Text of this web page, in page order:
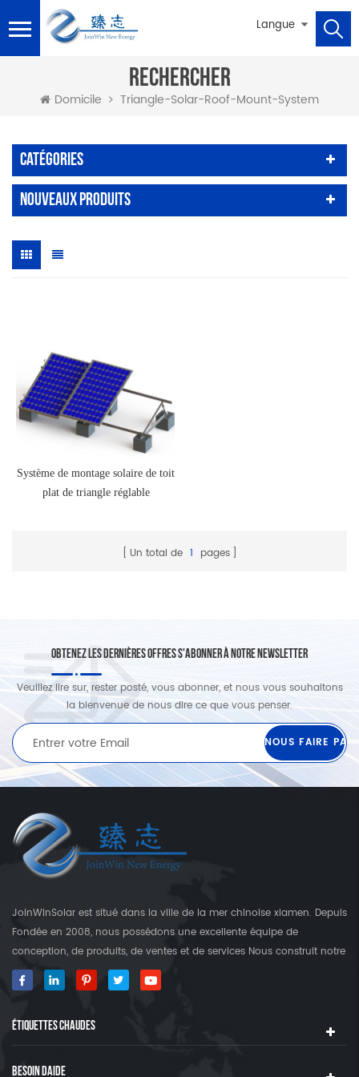
Langue
RECHERCHER
Domicile Triangle-Solar-Roof-Mount-System
Catégories
Nouveaux Produits
Système de montage solaire de toit
plat de triangle réglable
Un total de 1 pages
OBTENEZ LES DERNIÈRES OFFRES S'ABONNER À NOTRE NEWSLETTER
Veuillez lire sur, rester posté, vous abonner, et nous vous souhaitons
la bienvenue de nous dire ce que vous penser.
JoinWinSolar est situé dans la ville de la mer chinoise xiamen. Depuis
Fondée en 2008, nous possédons une excellente équipe de
conception, de produits, de ventes et de services Nous construit notre
propre usine qui est plus que 3000 Square's terre. En tant que
fournisseur mondial des crochets de fixation solaire, JoinwinSolar a
notre produit JoinwinSolar Les produits comprennent le Suivant: 1,
Systèmes de montage solaire sur le toit en métal et accessoires 2,
tuile Systèmes de montage solaire sur le toit et accessoires 3,
ÉTIQUETTES CHAUDES
BESOIN DAIDE